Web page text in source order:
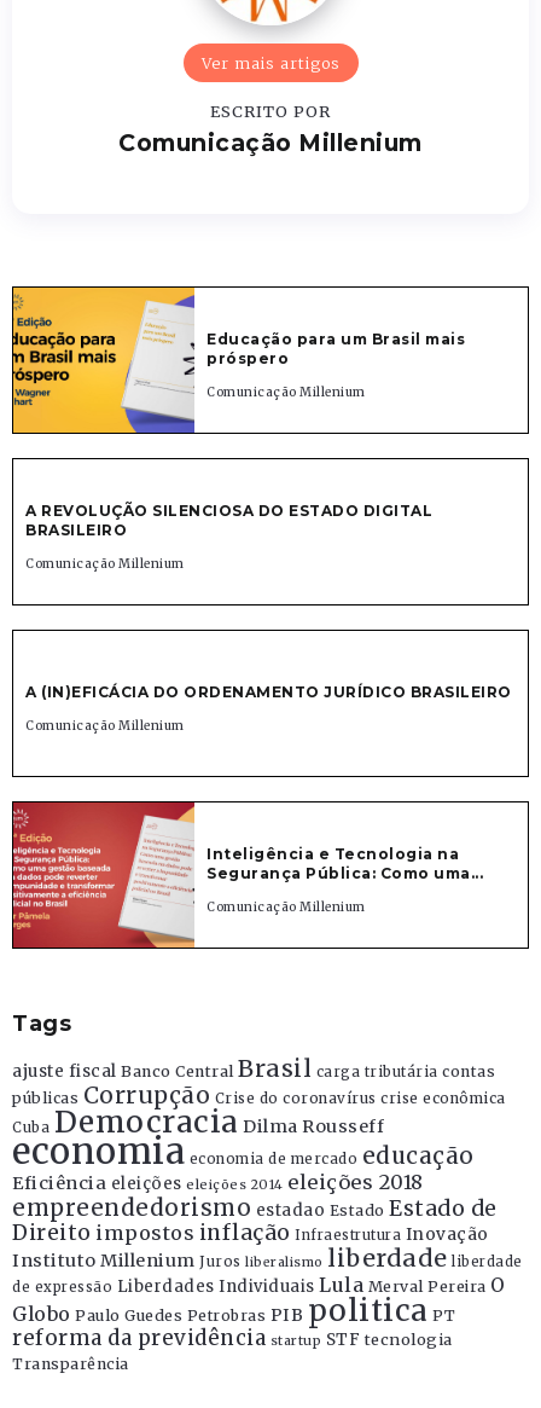
Ver mais artigos
ESCRITO POR
Comunicação Millenium
Educação para um Brasil mais
próspero
Comunicação Millenium
A REVOLUÇÃO SILENCIOSA DO ESTADO DIGITAL
BRASILEIRO
Comunicação Millenium
A (IN)EFICÁCIA DO ORDENAMENTO JURÍDICO BRASILEIRO
Comunicação Millenium
Inteligência e Tecnologia na
Segurança Pública: Como uma...
Comunicação Millenium
Tags
ajuste fiscal Banco Central Brasil carga tributária contas
públicas Corrupção Crise do coronavírus crise econômica
Cuba Democracia Dilma Rousseff
economia economia de mercado educação
Eficiência eleições eleições 2014 eleições 2018
empreendedorismo estadao Estado Estado de
Direito impostos inflação Infraestrutura Inovação
Instituto Millenium Juros liberalismo liberdade liberdade
de expressão Liberdades Individuais Lula Merval Pereira O
Globo Paulo Guedes Petrobras PIB politica PT
reforma da previdência startup STF tecnologia
Transparência